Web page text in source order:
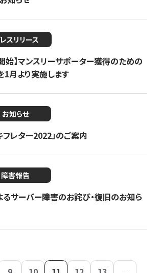
スリリース
始】マンスリーサポーター獲得のための
1月より実施します
お知らせ
レター2022」のご案内
障害報告
るサーバー障害のお詫び・復旧のお知ら